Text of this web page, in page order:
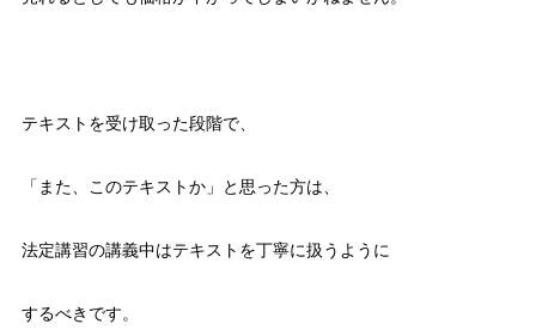
テキストを受け取った段階で、
「また、このテキストか」と思った方は、
法定講習の講義中はテキストを丁寧に扱うように
するべきです。